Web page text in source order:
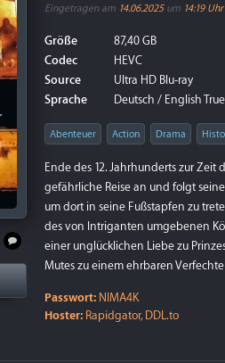
Eingetragen am 14.06.2025um 14:19 Uhr
Größe
87,40 GB
Codec
HEVC
Source
Ultra HD Blu-ray
Sprache
Deutsch / English
Abenteuer Action Drama
Ende des 12. Jahrhunderts zur
gefährliche Reise an und folgt
um dort in seine Fußstapfen zu
des von Intriganten umgebenen
einer unglücklichen Liebe zu
Mutes zu einem ehrbaren
Passwort: NIMA4K
Hoster: Rapidgator, DDL.to